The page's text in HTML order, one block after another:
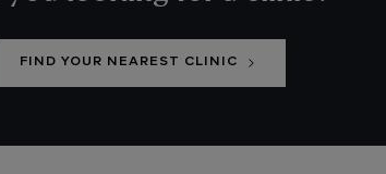
FIND YOUR NEAREST CLINIC